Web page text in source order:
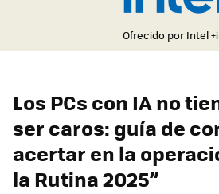
Ofrecido por Intel
Los PCs con IA no
ser caros: guía de
acertar en la
la Rutina 2025”